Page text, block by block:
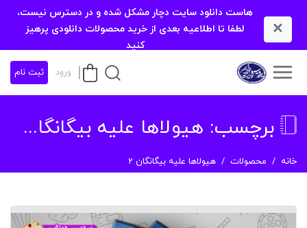
×
هاست دانلود سایت دچار مشکل شده و در دسترس نیست،
لطفا تا اطلاعیه بعدی از خرید محصولات دانلودی پرهیز
کنید
ورود ثبت نام
برچسب: هیولاها علیه بیگانگان 2
خانه محصولات هیولاها علیه بیگانگان 2